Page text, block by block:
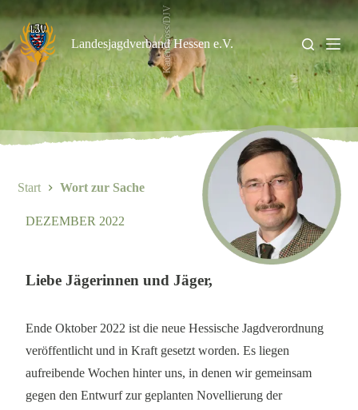
Inhalt
springen
Landesjagdverband Hessen e.V.
KauerMross/DJV
Start Wort zur Sache
DEZEMBER 2022
Liebe Jägerinnen und Jäger,
Ende Oktober 2022 ist die neue Hessische Jagdverordnung
veröffentlicht und in Kraft gesetzt worden. Es liegen
aufreibende Wochen hinter uns, in denen wir gemeinsam
gegen den Entwurf zur geplanten Novellierung der